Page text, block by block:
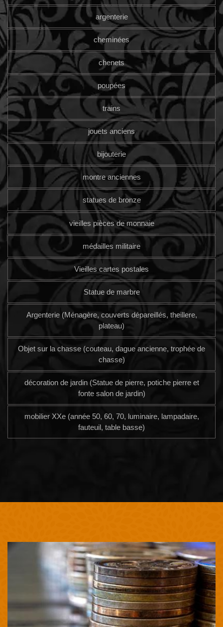
argenterie
cheminées
chenets
poupées
trains
jouets anciens
bijouterie
montre anciennes
statues de bronze
vieilles pièces de monnaie
médailles militaire
Vieilles cartes postales
Statue de marbre
Argenterie (Ménagère, couverts dépareillés, theillere,
plateau)
Objet sur la chasse (couteau, dague ancienne, trophée de
chasse)
décoration de jardin (Statue de pierre, potiche pierre et
fonte salon de jardin)
mobilier XXe (année 50, 60, 70, luminaire, lampadaire,
fauteuil, table basse)